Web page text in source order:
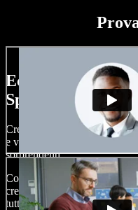
Ecco un assaggio
Speechify Studio.
Crea voice-over, aggiungi
e video, clona la tua voce e
sorprendenti.
Con curva di apprendimento
creatori di contenuti possono
tutte le loro idee.